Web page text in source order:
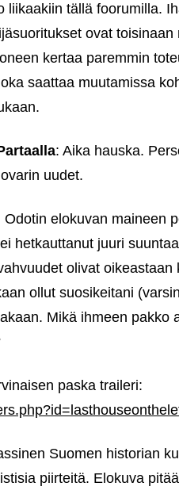
liikaakiin tällä foorumilla.
ovat
kertaa paremmin
saattaa muutamissa
: Aika hauska.
uudet.
Odotin elokuvan maineen
hetkauttanut juuri
olivat
ollut suosikeitani
Mikä ihmeen pakko
paska traileri:
Suomen historian
piirteitä. Elokuva